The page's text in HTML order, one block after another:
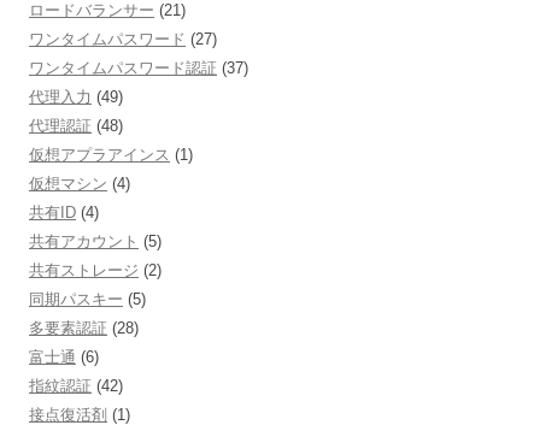
ロードバランサー (21)
ワンタイムパスワード (27)
ワンタイムパスワード認証 (37)
代理入力 (49)
代理認証 (48)
仮想アプラアインス (1)
仮想マシン (4)
共有ID (4)
共有アカウント (5)
共有ストレージ (2)
同期パスキー (5)
多要素認証 (28)
富士通 (6)
指紋認証 (42)
接点復活剤 (1)